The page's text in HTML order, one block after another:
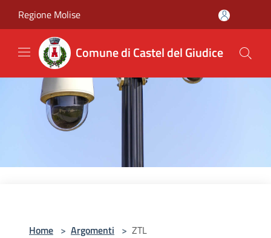
Regione Molise
Comune di Castel del Giudice
Home > Argomenti > ZTL